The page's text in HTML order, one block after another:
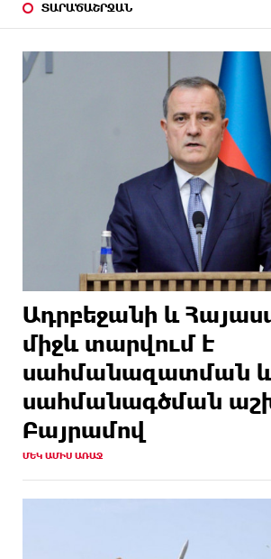
ՏԱՐԱԾԱՇՐՋԱՆ
Ադրբեջանի և
միջև տարվում է
սահմանազատման և
սահմանագծման
Բայրամով
ՄԵԿ ԱՄԻՍ ԱՌԱՋ